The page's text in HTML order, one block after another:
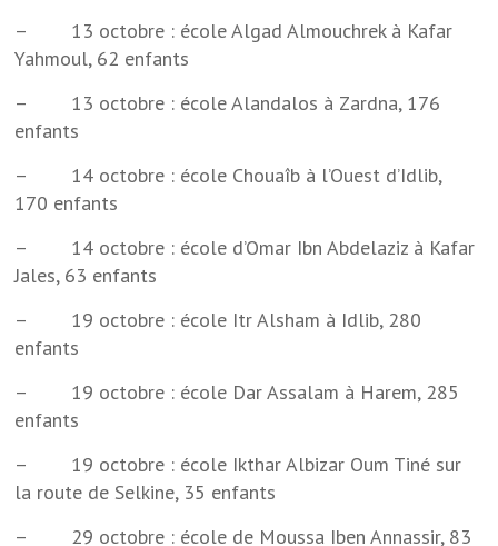
– 13 octobre : école Algad Almouchrek à Kafar
Yahmoul, 62 enfants
– 13 octobre : école Alandalos à Zardna, 176
enfants
– 14 octobre : école Chouaîb à l’Ouest d’Idlib,
170 enfants
– 14 octobre : école d’Omar Ibn Abdelaziz à Kafar
Jales, 63 enfants
– 19 octobre : école Itr Alsham à Idlib, 280
enfants
– 19 octobre : école Dar Assalam à Harem, 285
enfants
– 19 octobre : école Ikthar Albizar Oum Tiné sur
la route de Selkine, 35 enfants
– 29 octobre : école de Moussa Iben Annassir, 83